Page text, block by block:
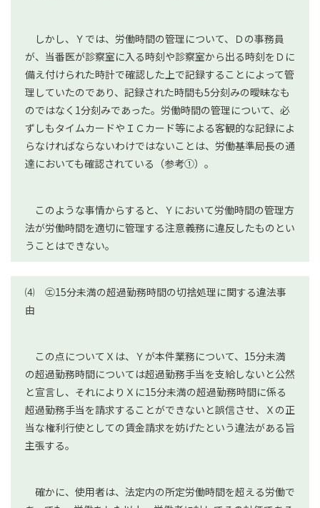
しかし、Ｙでは、労働時間の管理について、Ｄの事務員
が、当番医が診察室に入る時刻や診察室から出る時刻をＤに
備え付けられた時計で確認した上で記録することによって管
理していたのであり、記録された時間も5分刻みの曖昧なも
のではなく1分刻みであった。労働時間の管理について、必
ずしもタイムカードやＩＣカード等による客観的な記録によ
らなければならないわけではないことは、労働基準局長の通
達においても確認されている（参考①）。
このような事情からすると、Ｙにおいて労働時間の管理方
法が労働時間を適切に管理する注意義務に違反したものとい
うことはできない。
⑷ ㋓15分未満の超過勤務時間の切捨処理に関する違法事
由
この点についてＸは、Ｙが本件業務について、15分未満
の超過勤務時間については超過勤務手当を支給しないと公然
と宣言し、それによりＸに15分未満の超過勤務時間に係る
超過勤務手当を請求することができないと誤信させ、Ｘの正
当な権利行使としての賃金請求を妨げたという違法がある旨
主張する。
確かに、使用者は、法定内の所定労働時間を超える労働で